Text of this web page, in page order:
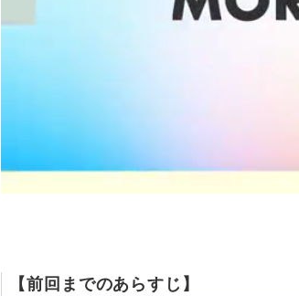
【前回までのあらすじ】